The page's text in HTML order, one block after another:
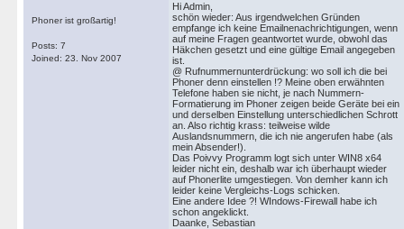
Phoner ist großartig!
Posts: 7
Joined: 23. Nov 2007
Hi Admin,
schön wieder: Aus irgendwelchen Gründen
empfange ich keine Emailnenachrichtigungen, wenn
auf meine Fragen geantwortet wurde, obwohl das
Häkchen gesetzt und eine gültige Email angegeben
ist.
@ Rufnummernunterdrückung: wo soll ich die bei
Phoner denn einstellen !? Meine oben erwähnten
Telefone haben sie nicht, je nach Nummern-
Formatierung im Phoner zeigen beide Geräte bei ein
und derselben Einstellung unterschiedlichen Schrott
an. Also richtig krass: teilweise wilde
Auslandsnummern, die ich nie angerufen habe (als
mein Absender!).
Das Poivvy Programm logt sich unter WIN8 x64
leider nicht ein, deshalb war ich überhaupt wieder
auf Phonerlite umgestiegen. Von demher kann ich
leider keine Vergleichs-Logs schicken.
Eine andere Idee ?! WIndows-Firewall habe ich
schon angeklickt.
Daanke, Sebastian